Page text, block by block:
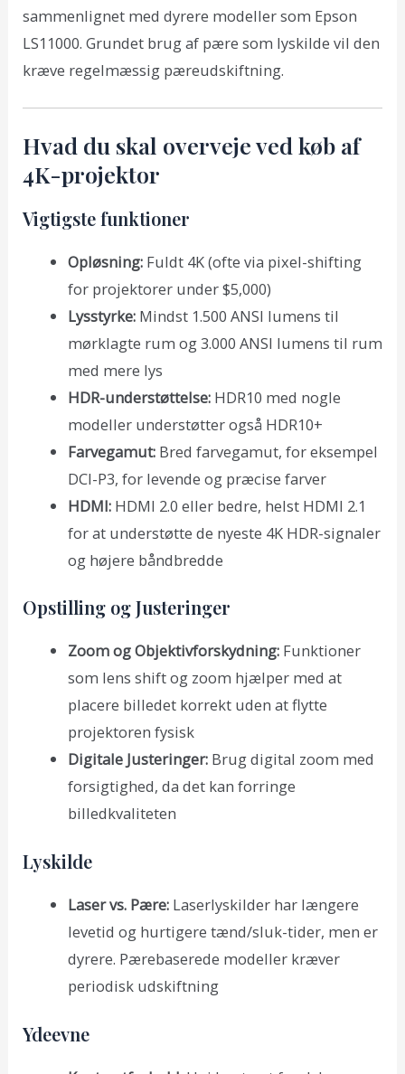
sammenlignet med dyrere modeller som Epson
LS11000. Grundet brug af pære som lyskilde vil den
kræve regelmæssig pæreudskiftning.
Hvad du skal overveje ved køb af
4K-projektor
Vigtigste funktioner
Opløsning:Fuldt 4K (ofte via pixel-shifting
for projektorer under $5,000)
Lysstyrke:Mindst 1.500 ANSI lumens til
mørklagte rum og 3.000 ANSI lumens til rum
med mere lys
HDR-understøttelse:HDR10 med nogle
modeller understøtter også HDR10+
Farvegamut:Bred farvegamut, for eksempel
DCI-P3, for levende og præcise farver
HDMI:HDMI 2.0 eller bedre, helst HDMI 2.1
for at understøtte de nyeste 4K HDR-signaler
og højere båndbredde
Opstilling og Justeringer
Zoom og Objektivforskydning:Funktioner
som lens shift og zoom hjælper med at
placere billedet korrekt uden at flytte
projektoren fysisk
Digitale Justeringer:Brug digital zoom med
forsigtighed, da det kan forringe
billedkvaliteten
Lyskilde
Laser vs. Pære:Laserlyskilder har længere
levetid og hurtigere tænd/sluk-tider, men er
dyrere. Pærebaserede modeller kræver
periodisk udskiftning
Ydeevne